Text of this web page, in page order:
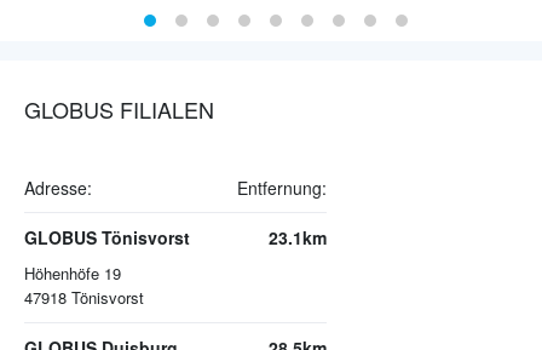
GLOBUS FILIALEN
Adresse: Entfernung:
GLOBUS Tönisvorst
Höhenhöfe 19
47918 Tönisvorst
23.1km